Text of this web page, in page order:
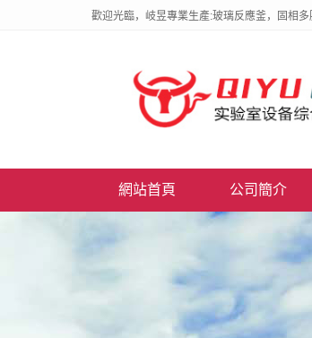
歡迎光臨，岐昱專業生產:玻璃反應釜，固相
網站首頁 公司簡介